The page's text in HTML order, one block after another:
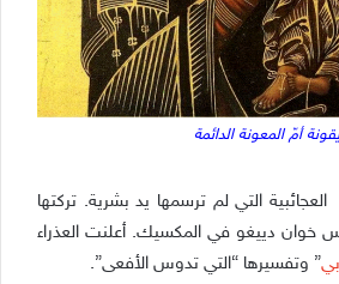
أمّ المعونة الدائمة
التي لم ترسمها يد بشرية. تركتها
خوان دييغو في المكسيك. أعلنت العذراء
” وتفسيرها “التي تدوس الأفعى”.